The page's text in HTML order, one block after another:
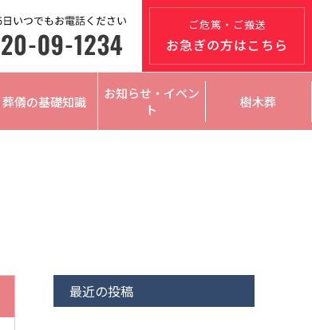
ご危篤・ご搬送
お急ぎの方はこちら
葬儀の基礎知識
お知らせ・イベン
ト
樹木葬
最近の投稿